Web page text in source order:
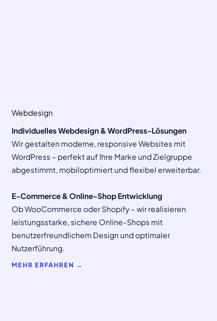
Webdesign
Individuelles Webdesign & WordPress-Lösungen
Wir gestalten moderne, responsive Websites mit
WordPress – perfekt auf Ihre Marke und Zielgruppe
abgestimmt, mobiloptimiert und flexibel erweiterbar.
E-Commerce & Online-Shop Entwicklung
Ob WooCommerce oder Shopify – wir realisieren
leistungsstarke, sichere Online-Shops mit
benutzerfreundlichem Design und optimaler
Nutzerführung.
MEHR ERFAHREN →